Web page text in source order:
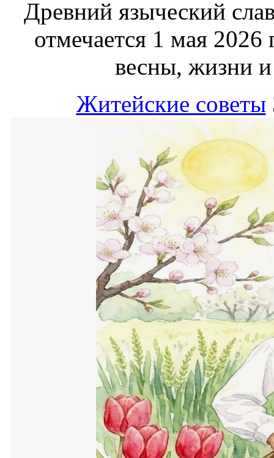
Древний языческий
отмечается 1 мая
весны, жизни
Житейские советы